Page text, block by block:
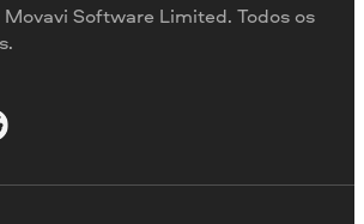
Software Limited. Todos os